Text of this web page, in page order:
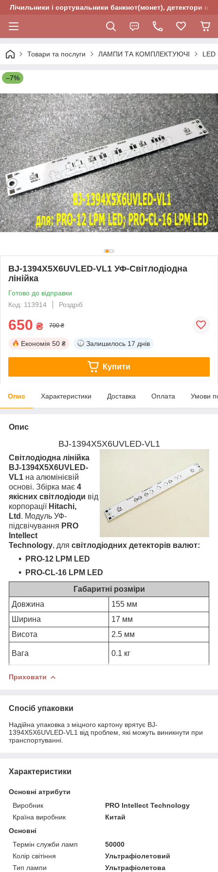
Лічильники і сортувальники банкнот(монет), детектори
Товари та послуги ЛАМПИ ТА КОМПЛЕКТУЮЧІ LED
–7%
BJ-1394X5X6UVLED-VL1 УФ-Світлодіодна
лінійка
Готово до відправки
Код: 113914
Роздріб
650 ₴ 700 ₴
Економія 50 ₴ Залишилось 17 днів
Купити
Опис Характеристики Доставка Оплата Умови
Опис
BJ-1394X5X6UVLED-VL1
Світлодіодна лінійка
BJ-1394X5X6UVLED-
VL1 на алюмінієвій
основі. Збірка має 4
якісних світлодіоди від
корпорації Hitachi,
Ltd . Модуль УФ-
підсвічування PRO
Intellect
Technology, для світлодіодних детекторів валют:
PRO-12 LPM LED
PRO-CL-16 LPM LED
Габаритні розміри
Довжина
155 мм
Ширина
17 мм
Висота
2.5 мм
Вага 0.1 кг
Приховати
Спосіб упаковки
Надійна упаковка з міцного картону врятує BJ-
1394X5X6UVLED-VL1 від проблем, які можуть виникнути при
транспортуванні.
Характеристики
Основні атрибути
Виробник
PRO Intellect Technology
Країна виробник
Китай
Основні
Термін служби ламп
50000
Колір світіння
Ультрафіолетовий
Тип лампи
Ультрафіолетова